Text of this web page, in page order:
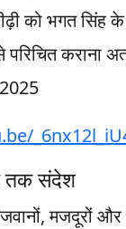
को भगत सिंह के
कराना
तक संदेश
मजदूरों